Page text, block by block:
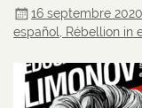
16 septembre 2020
español, Rébellion in